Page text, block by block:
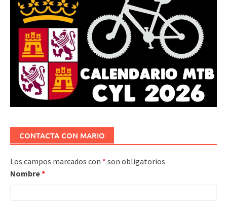
CONTACTA CON MARIO
Los campos marcados con * son obligatorios
Nombre*